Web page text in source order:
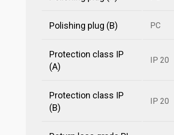
Polishing plug (B) PC
Protection class IP
(A)
IP 20
Protection class IP
(B)
IP 20